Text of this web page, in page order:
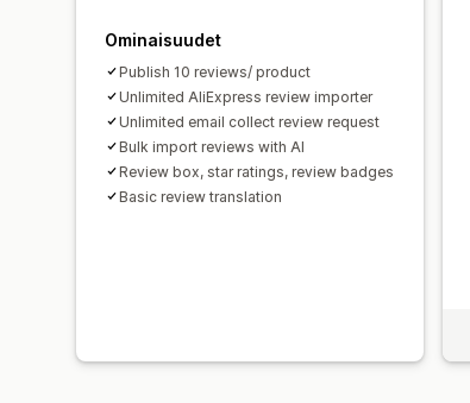
Ominaisuudet
Publish 10 reviews/ product
Unlimited AliExpress review importer
Unlimited email collect review request
Bulk import reviews with AI
Review box, star ratings, review badges
Basic review translation